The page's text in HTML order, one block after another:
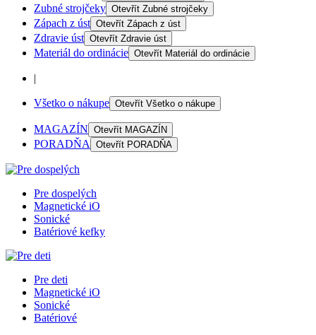
Zubné strojčeky Otevřít Zubné strojčeky
Zápach z úst Otevřít Zápach z úst
Zdravie úst Otevřít Zdravie úst
Materiál do ordinácie Otevřít Materiál do ordinácie
|
Všetko o nákupe Otevřít Všetko o nákupe
MAGAZÍN Otevřít MAGAZÍN
PORADŇA Otevřít PORADŇA
Pre dospelých
Magnetické iO
Sonické
Batériové kefky
Pre deti
Magnetické iO
Sonické
Batériové